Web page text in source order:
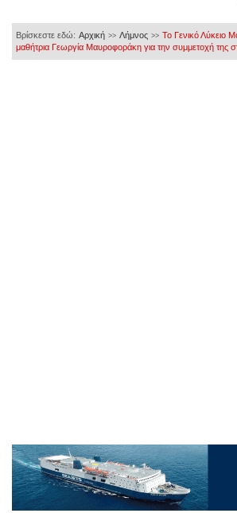
Βρίσκεστε εδώ: Αρχική >> Λήμνος >> Το Γενικό Λύκειο
μαθήτρια Γεωργία Μαυροφοράκη για την συμμετοχή